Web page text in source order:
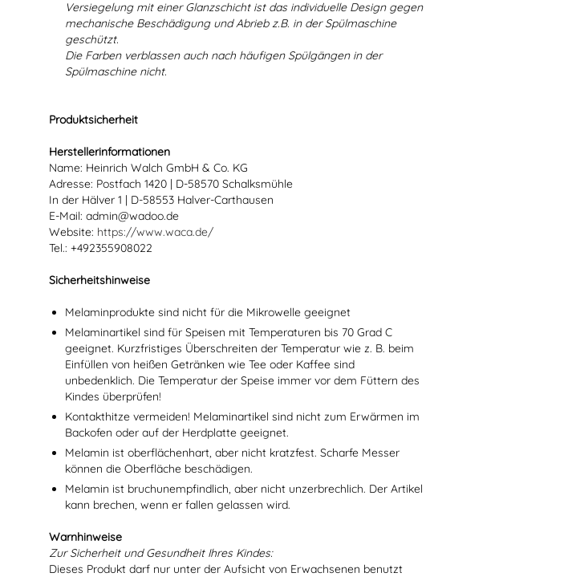
Versiegelung mit einer Glanzschicht ist das individuelle Design gegen
mechanische Beschädigung und Abrieb z.B. in der Spülmaschine
geschützt.
Die Farben verblassen auch nach häufigen Spülgängen in der
Spülmaschine nicht.
Produktsicherheit
Herstellerinformationen
Name: Heinrich Walch GmbH & Co. KG
Adresse: Postfach 1420 | D-58570 Schalksmühle
In der Hälver 1 | D-58553 Halver-Carthausen
E-Mail: admin@wadoo.de
Website: https://www.waca.de/
Tel.: +492355908022
Sicherheitshinweise
Melaminprodukte sind nicht für die Mikrowelle geeignet
Melaminartikel sind für Speisen mit Temperaturen bis 70 Grad C
geeignet. Kurzfristiges Überschreiten der Temperatur wie z. B. beim
Einfüllen von heißen Getränken wie Tee oder Kaffee sind
unbedenklich. Die Temperatur der Speise immer vor dem Füttern des
Kindes überprüfen!
Kontakthitze vermeiden! Melaminartikel sind nicht zum Erwärmen im
Backofen oder auf der Herdplatte geeignet.
Melamin ist oberflächenhart, aber nicht kratzfest. Scharfe Messer
können die Oberfläche beschädigen.
Melamin ist bruchunempfindlich, aber nicht unzerbrechlich. Der Artikel
kann brechen, wenn er fallen gelassen wird.
Warnhinweise
Zur Sicherheit und Gesundheit Ihres Kindes:
Dieses Produkt darf nur unter der Aufsicht von Erwachsenen benutzt